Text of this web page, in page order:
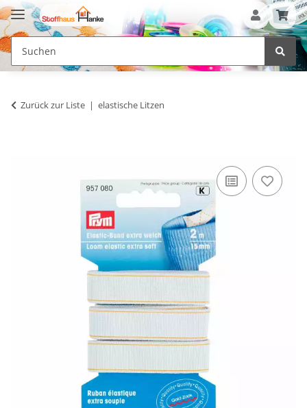
Zurück zur Liste elastische Litzen